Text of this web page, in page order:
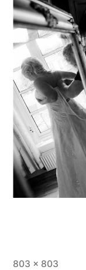
Full
803 × 803